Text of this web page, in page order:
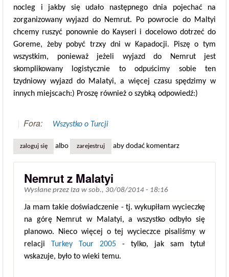
nocleg i jakby się udało następnego dnia pojechać na
zorganizowany wyjazd do Nemrut. Po powrocie do Maltyi
chcemy ruszyć ponownie do Kayseri i docelowo dotrzeć do
Goreme, żeby pobyć trzxy dni w Kapadocji. Piszę o tym
wszystkim, ponieważ jeżeli wyjazd do Nemrut jest
skomplikowany logistycznie to odpuścimy sobie ten
tzydniowy wyjazd do Malatyi, a więcej czasu spędzimy w
innych miejscach:) Proszę również o szybką odpowiedź:)
Fora: Wszystko o Turcji
zaloguj się albo zarejestruj aby dodać komentarz
Nemrut z Malatyi
Wysłane przez Iza w sob., 30/08/2014 - 18:16
Ja mam takie doświadczenie - tj. wykupiłam wycieczkę
na górę Nemrut w Malatyi, a wszystko odbyło się
planowo. Nieco więcej o tej wycieczce pisaliśmy w
relacji Turkey Tour 2005 - tylko, jak sam tytuł
wskazuje, było to wieki temu.